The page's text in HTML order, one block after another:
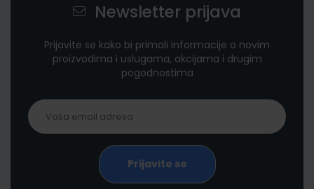
Newsletter prijava
Prijavite se kako bi primali informacije o novim
proizvodima i uslugama, akcijama i drugim
pogodnostima